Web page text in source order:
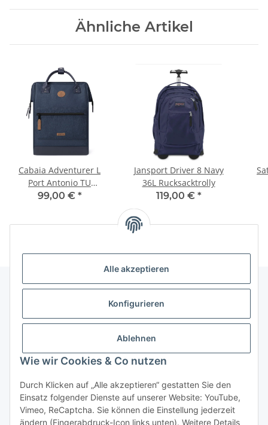
Alle akzeptieren
Konfigurieren
Ablehnen
Wie wir Cookies & Co nutzen
Durch Klicken auf „Alle akzeptieren“ gestatten Sie den
Einsatz folgender Dienste auf unserer Website: YouTube,
Vimeo, ReCaptcha. Sie können die Einstellung jederzeit
ändern (Fingerabdruck-Icon links unten). Weitere Details
Ähnliche Artikel
Cabaia Adventurer L
Port Antonio TU
Rucksack
99,00 € *
Jansport Driver 8 Navy
36L Rucksacktrolly
119,00 € *
Gesetzliche Informationen
Vertrag widerrufen